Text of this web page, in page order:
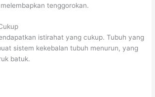
tenggorokan.
istirahat yang cukup. Tubuh yang
sistem kekebalan tubuh menurun, yang
batuk.